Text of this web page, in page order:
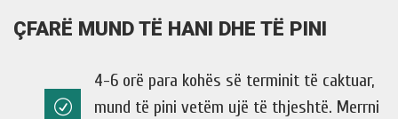
ÇFARË MUND TË HANI DHE TË PINI
4-6 orë para kohës së terminit të caktuar,
mund të pini vetëm ujë të thjeshtë. Merrni